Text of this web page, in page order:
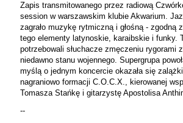
Zapis transmitowanego przez radiową
session w warszawskim klubie Akwarium.
zagrało muzykę rytmiczną i głośną - zgodną
tego elementy latynoskie, karaibskie i funky.
potrzebowali słuchacze zmęczeniu rygorami
niedawno stanu wojennego. Supergrupa
myślą o jednym koncercie okazała się
nagraniowo formacji C.O.C.X., kierowanej
Tomasza Stańkę i gitarzystę Apostolisa
--